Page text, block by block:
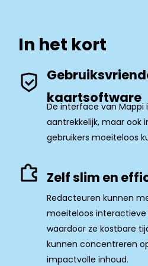
In het kort
kaartsoftware
De interface van Mappi
aantrekkelijk, maar ook
gebruikers moeiteloos
Zelf slim en
Redacteuren kunnen
moeiteloos
waardoor ze kostbare
kunnen concentreren
impactvolle inhoud.